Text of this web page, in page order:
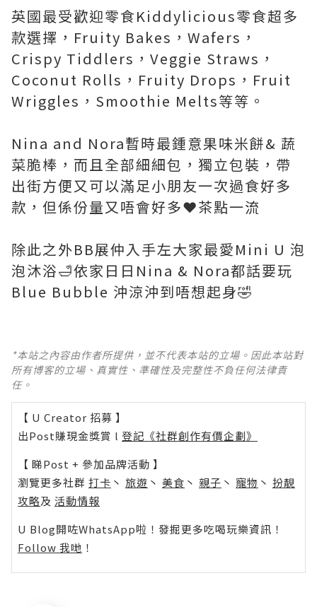
英國最受歡迎零食Kiddylicious零食超多
款選擇，Fruity Bakes，Wafers，
Crispy Tiddlers，Veggie Straws，
Coconut Rolls，Fruity Drops，Fruit
Wriggles，Smoothie Melts等等。
Nina and Nora暫時最鍾意果味米餅& 蔬
菜脆棒，而且全部細細包，獨立包裝，帶
出街方便又可以滿足小朋友一次過食好多
款，但係份量又唔會好多❤️茶點一流
除此之外BB展仲入手左大家最愛Mini U 泡
泡沐浴🛁依家日日Nina & Nora都話要玩
Blue Bubble 沖涼沖到唔想起身🤣
*本站之內容由作者所提供，並不代表本站的立場。因此本站對
所有博客的立場、真實性、準確性及完整性不負任何法律責
任。
【 U Creator 招募 】
出Post賺現金獎賞 l 登記《社群創作有價企劃》
【 睇Post + 參加品牌活動 】
瀏覽更多社群 打卡 丶 旅遊 丶 美食 丶 親子 丶 寵物 丶 扮靚
攻略及 活動情報
U Blog開咗WhatsApp啦！發掘更多吃喝玩樂資訊！
Follow 我哋 ！